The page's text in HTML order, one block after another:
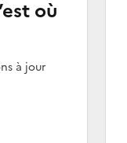
où
à jour